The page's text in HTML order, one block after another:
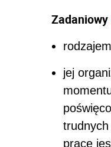
Zadaniowy
jej
pracę